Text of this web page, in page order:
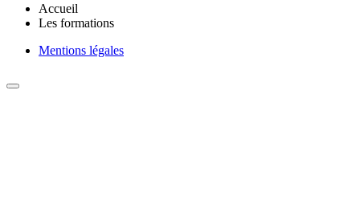
Accueil
Les formations
Mentions légales